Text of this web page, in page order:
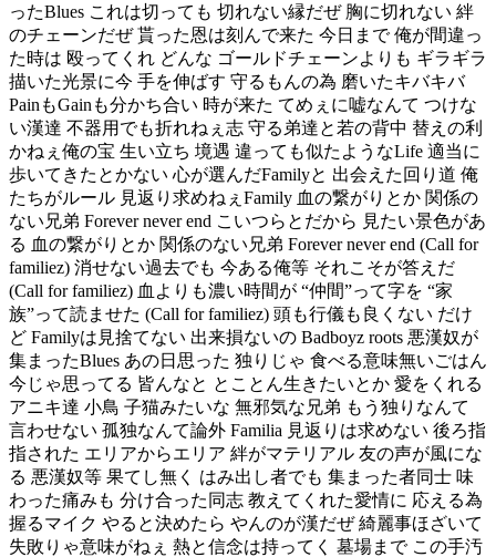
ったBlues これは切っても 切れない縁だぜ 胸に切れない 絆
のチェーンだぜ 貰った恩は刻んで来た 今日まで 俺が間違っ
た時は 殴ってくれ どんな ゴールドチェーンよりも ギラギラ
描いた光景に今 手を伸ばす 守るもんの為 磨いたキバキバ
PainもGainも分かち合い 時が来た てめぇに嘘なんて つけな
い漢達 不器用でも折れねぇ志 守る弟達と若の背中 替えの利
かねぇ俺の宝 生い立ち 境遇 違っても似たようなLife 適当に
歩いてきたとかない 心が選んだFamilyと 出会えた回り道 俺
たちがルール 見返り求めねぇFamily 血の繋がりとか 関係の
ない兄弟 Forever never end こいつらとだから 見たい景色があ
る 血の繋がりとか 関係のない兄弟 Forever never end (Call for
familiez) 消せない過去でも 今ある俺等 それこそが答えだ
(Call for familiez) 血よりも濃い時間が “仲間”って字を “家
族”って読ませた (Call for familiez) 頭も行儀も良くない だけ
ど Familyは見捨てない 出来損ないの Badboyz roots 悪漢奴が
集まったBlues あの日思った 独りじゃ 食べる意味無いごはん
今じゃ思ってる 皆んなと とことん生きたいとか 愛をくれる
アニキ達 小鳥 子猫みたいな 無邪気な兄弟 もう独りなんて
言わせない 孤独なんて論外 Familia 見返りは求めない 後ろ指
指された エリアからエリア 絆がマテリアル 友の声が風にな
る 悪漢奴等 果てし無く はみ出し者でも 集まった者同士 味
わった痛みも 分け合った同志 教えてくれた愛情に 応える為
握るマイク やると決めたら やんのが漢だぜ 綺麗事ほざいて
失敗りゃ意味がねぇ 熱と信念は持ってく 墓場まで この手汚